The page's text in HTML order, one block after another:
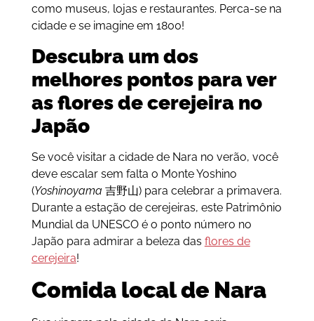
como museus, lojas e restaurantes. Perca-se na
cidade e se imagine em 1800!
Descubra um dos
melhores pontos para ver
as flores de cerejeira no
Japão
Se você visitar a cidade de Nara no verão, você
deve escalar sem falta o Monte Yoshino
(Yoshinoyama 吉野山) para celebrar a primavera.
Durante a estação de cerejeiras, este Patrimônio
Mundial da UNESCO é o ponto número no
Japão para admirar a beleza das flores de
cerejeira!
Comida local de Nara